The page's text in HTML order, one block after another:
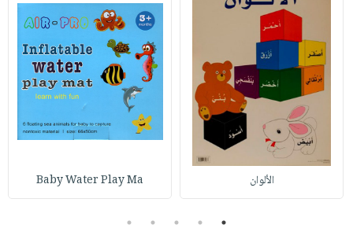
الألوان Baby Water Play Ma
1
2
3
4
5